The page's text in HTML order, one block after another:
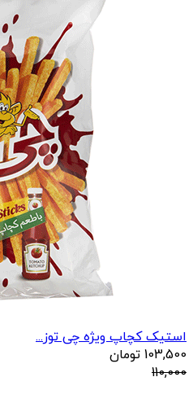
استیک کچاپ ویژه چی توز...
103,500 تومان
110,000